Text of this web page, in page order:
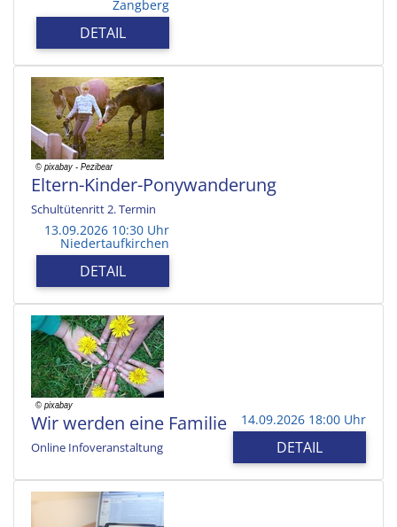
Zangberg
DETAIL
Eltern-Kinder-Ponywanderung
Schultütenritt 2. Termin
13.09.2026 10:30 Uhr
Niedertaufkirchen
DETAIL
Wir werden eine Familie
Online Infoveranstaltung
14.09.2026 18:00 Uhr
DETAIL